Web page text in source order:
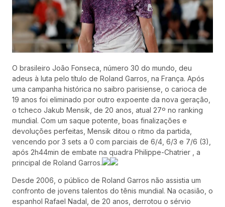
O brasileiro João Fonseca, número 30 do mundo, deu
adeus à luta pelo título de Roland Garros, na França. Após
uma campanha histórica no saibro parisiense, o carioca de
19 anos foi eliminado por outro expoente da nova geração,
o tcheco Jakub Mensik, de 20 anos, atual 27º no ranking
mundial. Com um saque potente, boas finalizações e
devoluções perfeitas, Mensik ditou o ritmo da partida,
vencendo por 3 sets a 0 com parciais de 6/4, 6/3 e 7/6 (3),
após 2h44min de embate na quadra Philippe-Chatrier , a
principal de Roland Garros.
Desde 2006, o público de Roland Garros não assistia um
confronto de jovens talentos do tênis mundial. Na ocasião, o
espanhol Rafael Nadal, de 20 anos, derrotou o sérvio